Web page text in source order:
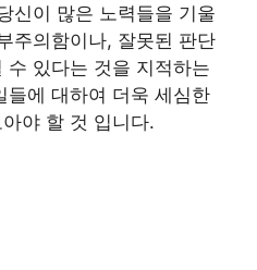
신이 많은 노력들을 기울
주의함이나, 잘못된 판단
수 있다는 것을 지적하는
들에 대하여 더욱 세심한
야 할 것 입니다.